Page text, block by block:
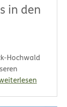
in den
Hochwald